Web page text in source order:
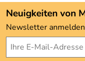
Angebote
Kundenbewertungen
4,9/5*****
Neuigkeiten von
Newsletter